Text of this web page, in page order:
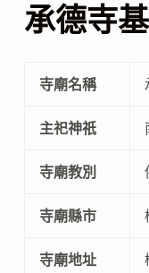
承德寺
寺廟名稱
主祀神祇
寺廟教別
寺廟縣市
寺廟地址